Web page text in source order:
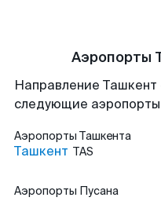
Аэропорты
Направление
следующие аэропорты
Аэропорты Ташкента
Ташкент TAS
Аэропорты Пусана